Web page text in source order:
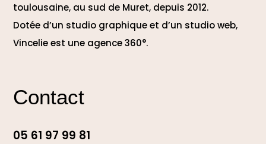
toulousaine, au sud de Muret, depuis 2012.
Dotée d’un studio graphique et d’un studio web,
Vincelie est une agence 360°.
Contact
05 61 97 99 81